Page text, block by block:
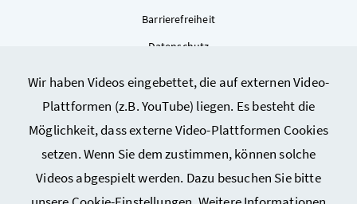
Wir haben Videos eingebettet, die auf externen Video-
Plattformen (z.B. YouTube) liegen. Es besteht die
Möglichkeit, dass externe Video-Plattformen Cookies
setzen. Wenn Sie dem zustimmen, können solche
Videos abgespielt werden. Dazu besuchen Sie bitte
Barrierefreiheit
Datenschutz
Sitemap
Cookie-Einstellungen